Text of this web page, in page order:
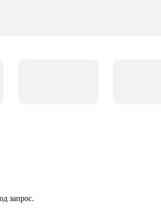
запрос.